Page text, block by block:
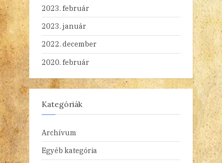
2023. február
2023. január
2022. december
2020. február
Kategóriák
Archívum
Egyéb kategória